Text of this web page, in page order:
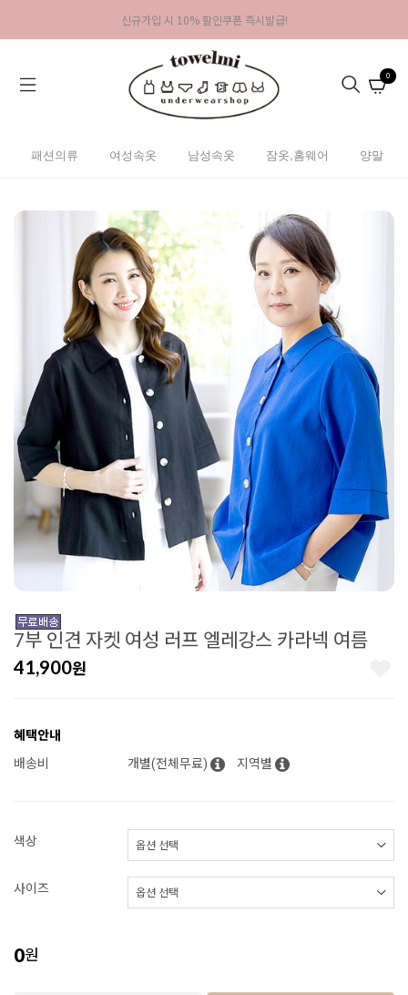
신규가입 시 10% 할인쿠폰 즉시발급!
0
패션의류 여성속옷 남성속옷 잠옷,홈웨어 양말
7부 인견 자켓 여성 러프 엘레강스 카라넥 여름
41,900원
혜택안내
배송비
개별(전체무료) 지역별
색상
사이즈
0원